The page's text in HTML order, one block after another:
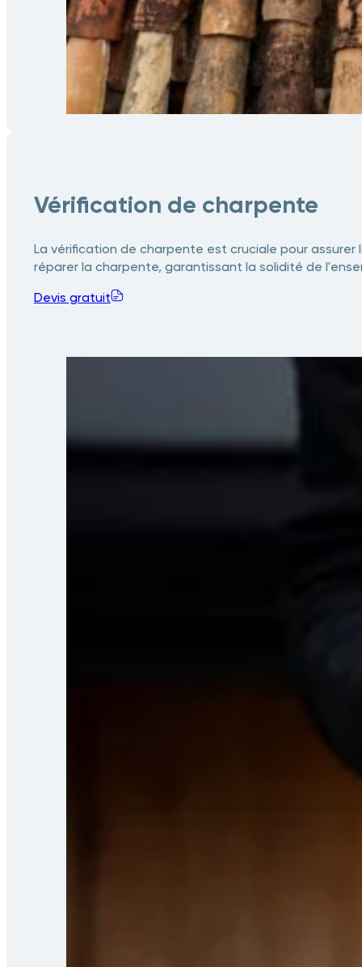
Vérification de charpente
La vérification de charpente est cruciale pour
réparer la charpente, garantissant la solidité de
Devis gratuit